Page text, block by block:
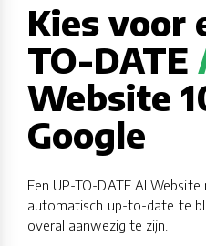
Kies voor
TO-DATE
Website
Google
Een UP-TO-DATE AI
automatisch up-to-date te
overal aanwezig te zijn.